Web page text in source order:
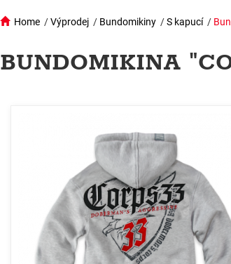
Home /Výprodej / Bundomikiny /S kapucí/
BUNDOMIKINA